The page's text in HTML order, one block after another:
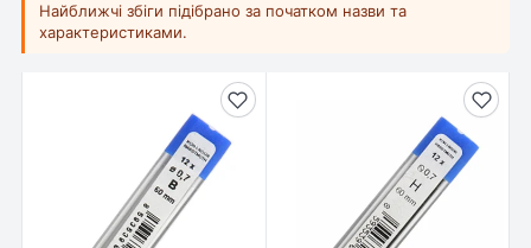
Найближчі збіги підібрано за початком назви та
характеристиками.